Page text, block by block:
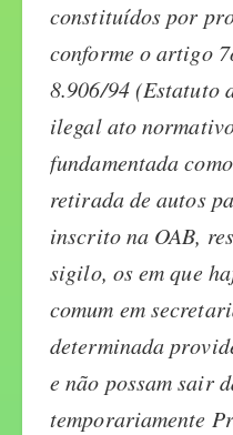
constituídos por
conforme o artigo
8.906/94 (Estatuto
ilegal ato
fundamentada
retirada de autos
inscrito na OAB,
sigilo, os em que
comum em
determinada
e não possam sair
temporariamente